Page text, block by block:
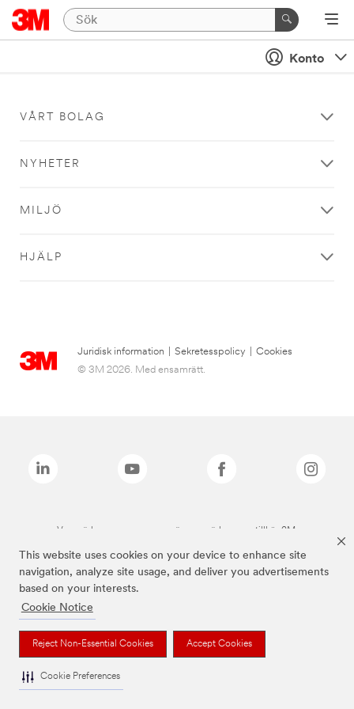
This website uses cookies on your device to enhance site
navigation, analyze site usage, and deliver you advertisements
based on your interests.
Cookie Notice
Reject Non-Essential Cookies Accept Cookies
Cookie Preferences
Konto
VÅRT BOLAG
NYHETER
MILJÖ
HJÄLP
Juridisk information Sekretesspolicy
Cookies
© 3M 2026. Med ensamrätt.
Varumärken som anges ovan är varumärken som tillhör 3M.